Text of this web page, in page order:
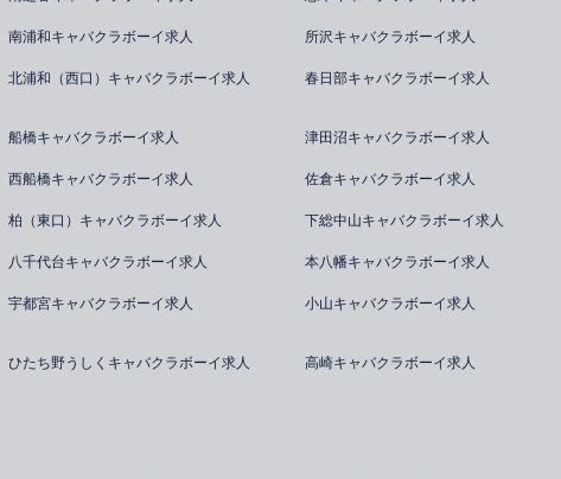
南浦和キャバクラボーイ求人 所沢キャバクラボーイ求人
北浦和（西口）キャバクラボーイ求人 春日部キャバクラボーイ求人
船橋キャバクラボーイ求人 津田沼キャバクラボーイ求人
西船橋キャバクラボーイ求人 佐倉キャバクラボーイ求人
柏（東口）キャバクラボーイ求人 下総中山キャバクラボーイ求人
八千代台キャバクラボーイ求人 本八幡キャバクラボーイ求人
宇都宮キャバクラボーイ求人 小山キャバクラボーイ求人
ひたち野うしくキャバクラボーイ求人 高崎キャバクラボーイ求人